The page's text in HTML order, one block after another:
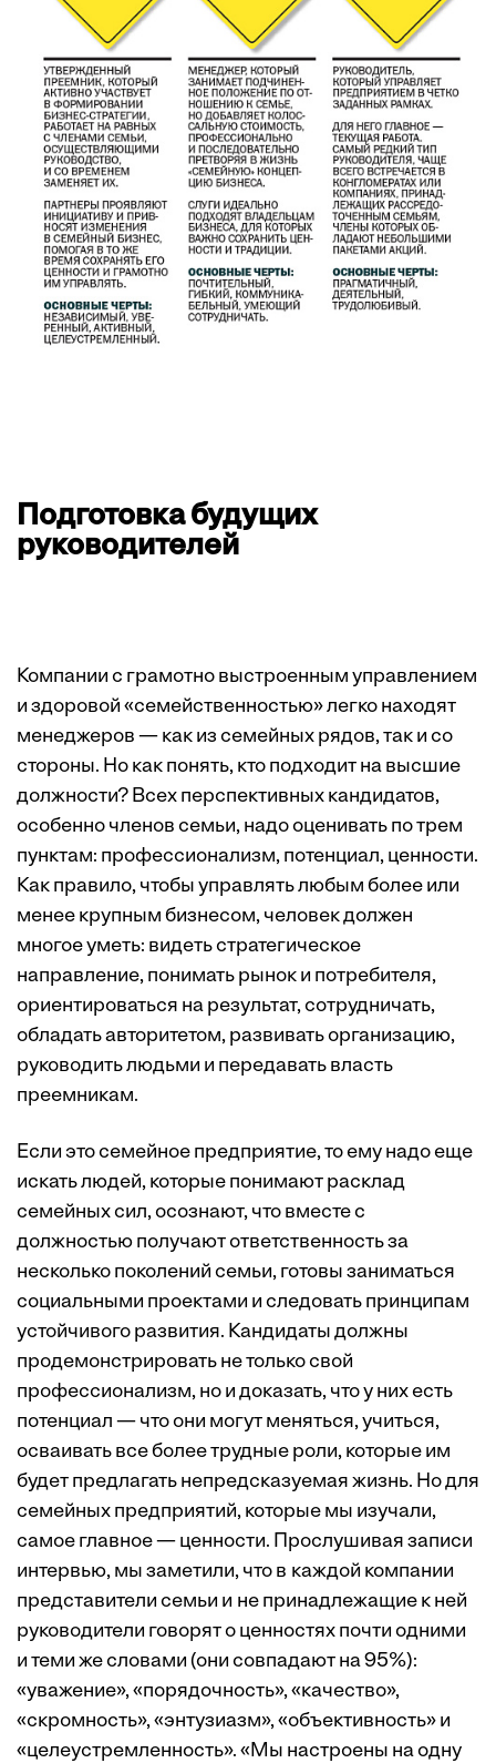
Подготовка будущих
руководителей
Компании с грамотно выстроенным управлением
и здоровой «семейственностью» легко находят
менеджеров — как из семейных рядов, так и со
стороны. Но как понять, кто подходит на высшие
должности? Всех перспективных кандидатов,
особенно членов семьи, надо ­оценивать по трем
пунктам: профессионализм, потенциал, ценности.
Как правило, чтобы управлять любым более или
менее крупным бизнесом, человек должен
многое уметь: видеть стратегическое
направление, понимать рынок и потребителя,
ориентироваться на результат, сотрудничать,
обладать авторитетом, развивать организацию,
руководить людьми и передавать власть
преемникам.
Если это семейное предприятие, то ему надо еще
искать людей, которые понимают расклад
семейных сил, осознают, что вместе с
должностью получают ответственность за
несколько поколений семьи, готовы заниматься
социальными проектами и следовать принципам
устойчивого развития. Кандидаты должны
продемонстрировать не только свой
профессионализм, но и доказать, что у них есть
потенциал — что они могут меняться, учиться,
осваивать все более трудные роли, которые им
будет предлагать непредсказуемая жизнь. Но для
семейных предприятий, которые мы изучали,
самое главное — ценности. Прослушивая записи
интервью, мы заметили, что в каждой компании
представители семьи и не принадлежащие к ней
руководители говорят о ценностях почти одними
и теми же словами (они совпадают на 95%):
«уважение», «порядочность», «качество»,
«скромность», «энтузиазм», «объективность» и
«целеустремленность». «Мы настроены на одну